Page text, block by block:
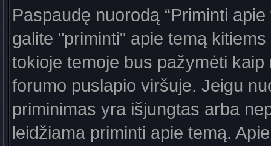
Paspaudę nuorodą “Priminti
galite "priminti" apie temą
tokioje temoje bus pažymėti
forumo puslapio viršuje. Jeigu
priminimas yra išjungtas arba
leidžiama priminti apie temą.